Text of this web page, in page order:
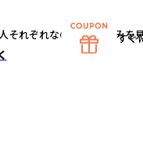
それぞれなので、自分好みを
すぐ